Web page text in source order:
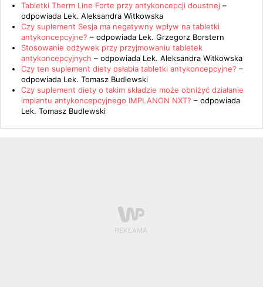
Tabletki Therm Line Forte przy antykoncepcji doustnej –
odpowiada Lek. Aleksandra Witkowska
Czy suplement Sesja ma negatywny wpływ na tabletki
antykoncepcyjne? – odpowiada Lek. Grzegorz Borstern
Stosowanie odżywek przy przyjmowaniu tabletek
antykoncepcyjnych – odpowiada Lek. Aleksandra Witkowska
Czy ten suplement diety osłabia tabletki antykoncepcyjne? –
odpowiada Lek. Tomasz Budlewski
Czy suplement diety o takim składzie może obniżyć działanie
implantu antykoncepcyjnego IMPLANON NXT? – odpowiada
Lek. Tomasz Budlewski